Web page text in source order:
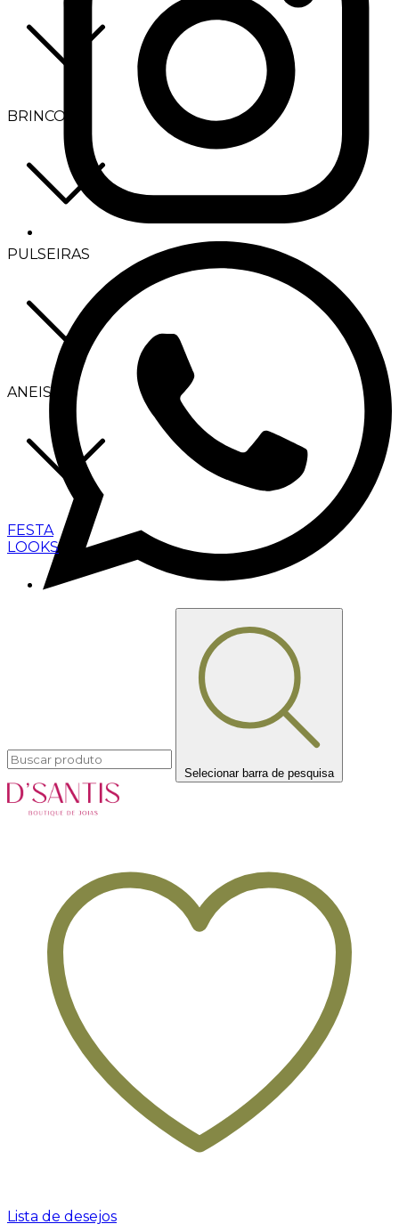
BRINCOS
PULSEIRAS
ANEIS
FESTA
LOOKS
Selecionar barra de pesquisa
Lista de desejos